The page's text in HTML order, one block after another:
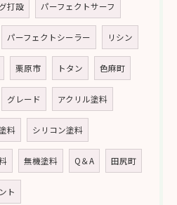
打設 パーフェクトサーフ
パーフェクトシーラー リシン
栗原市 トタン 色麻町
グレード アクリル塗料
料 シリコン塗料
無機塗料 Q＆A 田尻町
ト